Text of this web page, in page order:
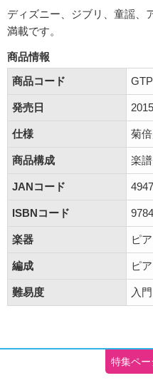
ディズニー、ジブリ、童謡、
満載です。
商品情報
商品コード
発売日
仕様 菊
商品構成 楽譜
JANコード
ISBNコード
楽器 ピ
編成 ピ
難易度 入門
特集ペ